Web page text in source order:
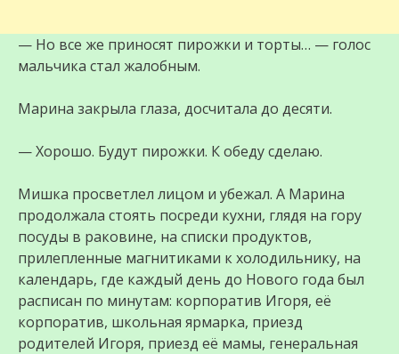
— Но все же приносят пирожки и торты… — голос
мальчика стал жалобным.
Марина закрыла глаза, досчитала до десяти.
— Хорошо. Будут пирожки. К обеду сделаю.
Мишка просветлел лицом и убежал. А Марина
продолжала стоять посреди кухни, глядя на гору
посуды в раковине, на списки продуктов,
прилепленные магнитиками к холодильнику, на
календарь, где каждый день до Нового года был
расписан по минутам: корпоратив Игоря, её
корпоратив, школьная ярмарка, приезд
родителей Игоря, приезд её мамы, генеральная